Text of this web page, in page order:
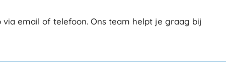
email of telefoon. Ons team helpt je graag bij